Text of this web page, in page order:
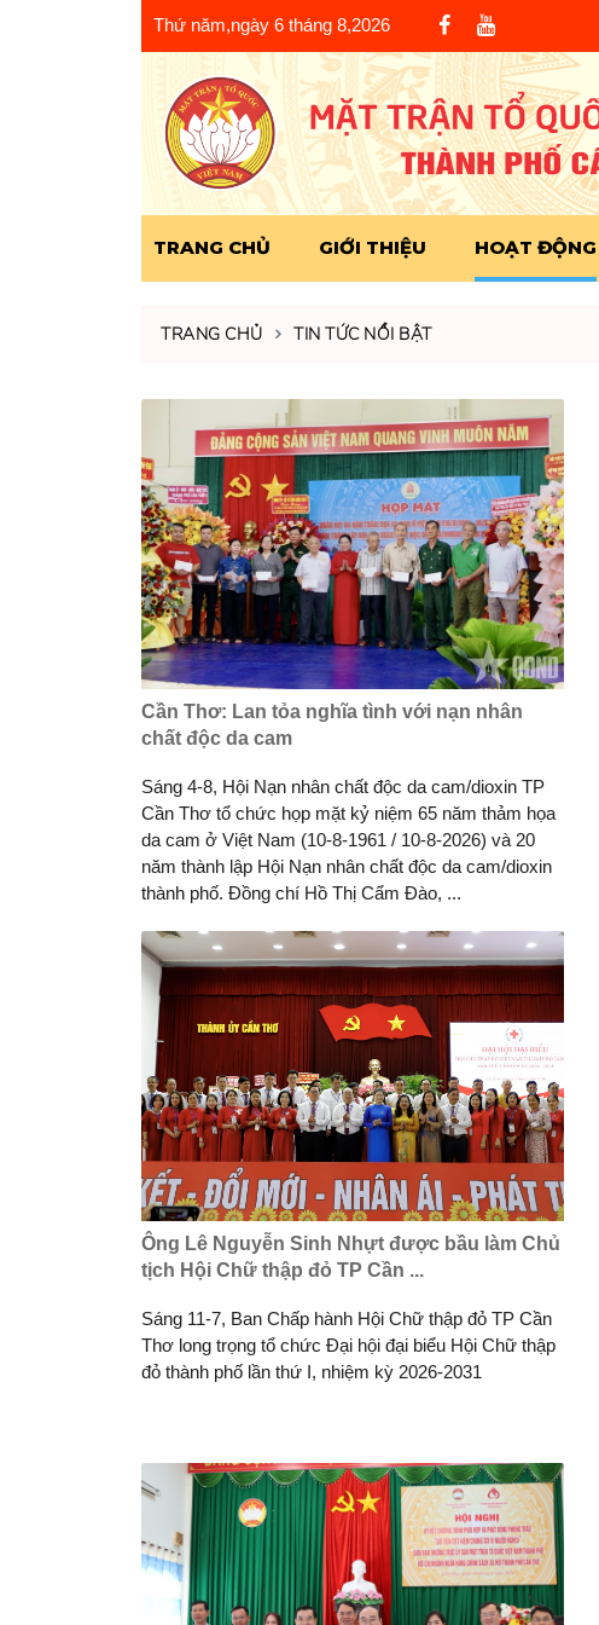
Thứ năm,ngày 6 tháng 8,2026
TRANG CHỦ GIỚI THIỆU HOẠT ĐỘNG
TRANG CHỦ TIN TỨC NỔI BẬT
Cần Thơ: Lan tỏa nghĩa tình với nạn nhân
chất độc da cam
Sáng 4-8, Hội Nạn nhân chất độc da cam/dioxin TP
Cần Thơ tổ chức họp mặt kỷ niệm 65 năm thảm họa
da cam ở Việt Nam (10-8-1961 / 10-8-2026) và 20
năm thành lập Hội Nạn nhân chất độc da cam/dioxin
thành phố. Đồng chí Hồ Thị Cẩm Đào, ...
Ông Lê Nguyễn Sinh Nhựt được bầu làm Chủ
tịch Hội Chữ thập đỏ TP Cần ...
Sáng 11-7, Ban Chấp hành Hội Chữ thập đỏ TP Cần
Thơ long trọng tổ chức Đại hội đại biểu Hội Chữ thập
đỏ thành phố lần thứ I, nhiệm kỳ 2026-2031